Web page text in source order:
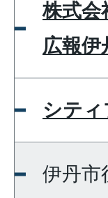
株式会
広報
シテ
伊丹市